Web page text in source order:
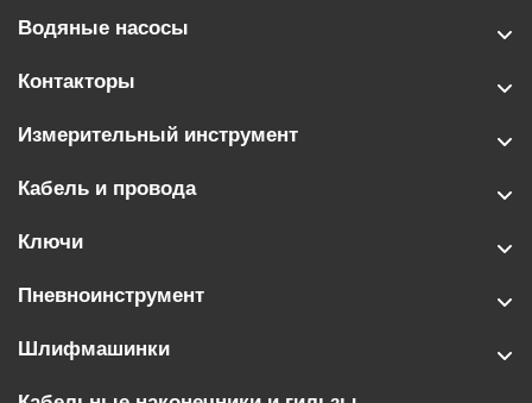
Водяные насосы
Контакторы
Измерительный инструмент
Кабель и провода
Ключи
Пневноинструмент
Шлифмашинки